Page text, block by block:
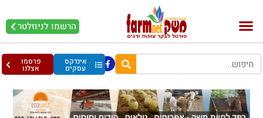
הרשמו לניוזלטר
אינדקס
עסקים
פרסמו
אצלנו